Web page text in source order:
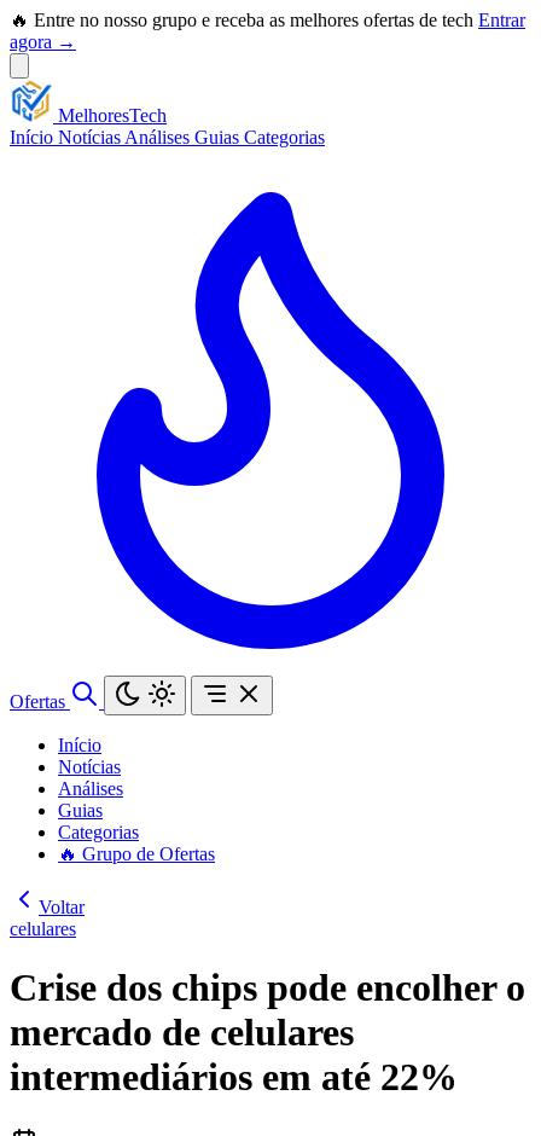
🔥 Entre no nosso grupo e receba as melhores ofertas de tech Entrar
agora →
MelhoresTech
Início Notícias Análises Guias Categorias
Ofertas
Início
Notícias
Análises
Guias
Categorias
🔥 Grupo de Ofertas
Voltar
celulares
Crise dos chips pode encolher o
mercado de celulares
intermediários em até 22%